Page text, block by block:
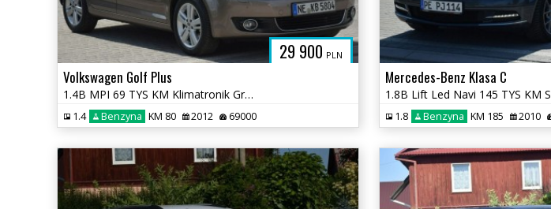
29 900 PLN
Volkswagen Golf Plus
1.4B MPI 69 TYS KM Klimatronik Grzane Fotele Sprowadzony
1.4 Benzyna KM 80 2012 69000
Mercedes-Benz Klasa C
1.8 Benzyna KM 185 2010